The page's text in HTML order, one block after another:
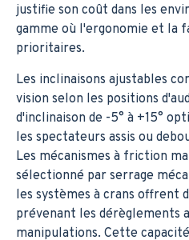
justifie son coût dans les
gamme où l'ergonomie et la
prioritaires.
Les inclinaisons ajustables
vision selon les positions
d'inclinaison de -5° à +15°
les spectateurs assis ou
Les mécanismes à friction
sélectionné par serrage
les systèmes à crans offrent
prévenant les dérèglements
manipulations. Cette